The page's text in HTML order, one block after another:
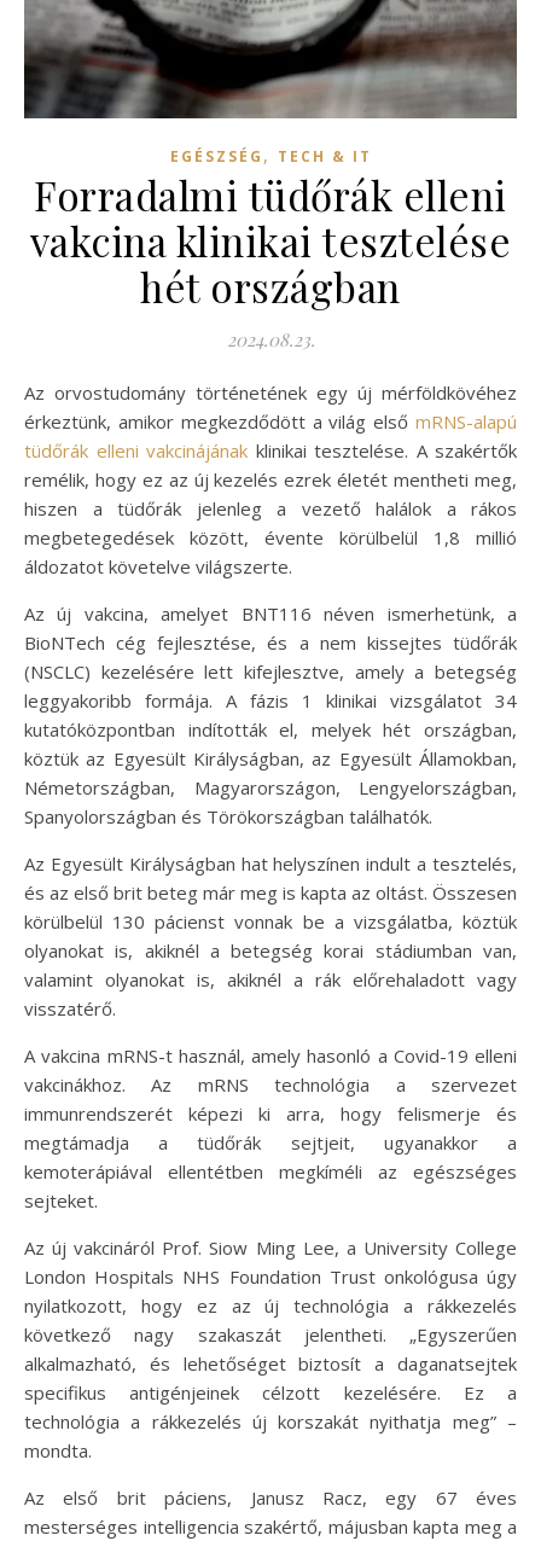
EGÉSZSÉG , TECH & IT
Forradalmi tüdőrák elleni
vakcina klinikai tesztelése
hét országban
2024.08.23.
Az orvostudomány történetének egy új mérföldkövéhez
érkeztünk, amikor megkezdődött a világ első mRNS-alapú
tüdőrák elleni vakcinájának klinikai tesztelése. A szakértők
remélik, hogy ez az új kezelés ezrek életét mentheti meg,
hiszen a tüdőrák jelenleg a vezető halálok a rákos
megbetegedések között, évente körülbelül 1,8 millió
áldozatot követelve világszerte.
Az új vakcina, amelyet BNT116 néven ismerhetünk, a
BioNTech cég fejlesztése, és a nem kissejtes tüdőrák
(NSCLC) kezelésére lett kifejlesztve, amely a betegség
leggyakoribb formája. A fázis 1 klinikai vizsgálatot 34
kutatóközpontban indították el, melyek hét országban,
köztük az Egyesült Királyságban, az Egyesült Államokban,
Németországban, Magyarországon, Lengyelországban,
Spanyolországban és Törökországban találhatók.
Az Egyesült Királyságban hat helyszínen indult a tesztelés,
és az első brit beteg már meg is kapta az oltást. Összesen
körülbelül 130 pácienst vonnak be a vizsgálatba, köztük
olyanokat is, akiknél a betegség korai stádiumban van,
valamint olyanokat is, akiknél a rák előrehaladott vagy
visszatérő.
A vakcina mRNS-t használ, amely hasonló a Covid-19 elleni
vakcinákhoz. Az mRNS technológia a szervezet
immunrendszerét képezi ki arra, hogy felismerje és
megtámadja a tüdőrák sejtjeit, ugyanakkor a
kemoterápiával ellentétben megkíméli az egészséges
sejteket.
Az új vakcináról Prof. Siow Ming Lee, a University College
London Hospitals NHS Foundation Trust onkológusa úgy
nyilatkozott, hogy ez az új technológia a rákkezelés
következő nagy szakaszát jelentheti. „Egyszerűen
alkalmazható, és lehetőséget biztosít a daganatsejtek
specifikus antigénjeinek célzott kezelésére. Ez a
technológia a rákkezelés új korszakát nyithatja meg” –
mondta.
Az első brit páciens, Janusz Racz, egy 67 éves
mesterséges intelligencia szakértő, májusban kapta meg a